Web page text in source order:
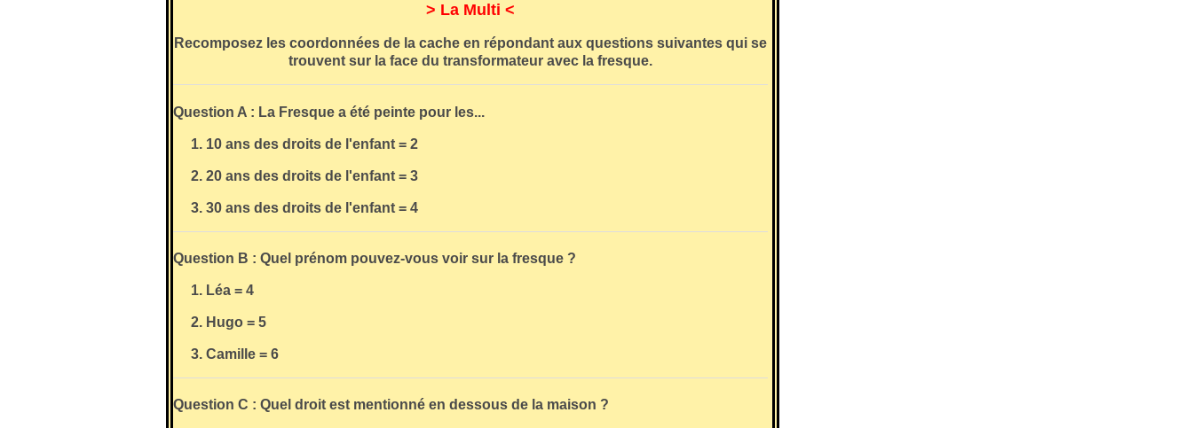
> La Multi <
Recomposez les coordonnées de la cache en répondant aux questions suivantes qui se
trouvent sur la face du transformateur avec la fresque.
Question A : La Fresque a été peinte pour les...
1. 10 ans des droits de l'enfant = 2
2. 20 ans des droits de l'enfant = 3
3. 30 ans des droits de l'enfant = 4
Question B : Quel prénom pouvez-vous voir sur la fresque ?
1. Léa = 4
2. Hugo = 5
3. Camille = 6
Question C : Quel droit est mentionné en dessous de la maison ?